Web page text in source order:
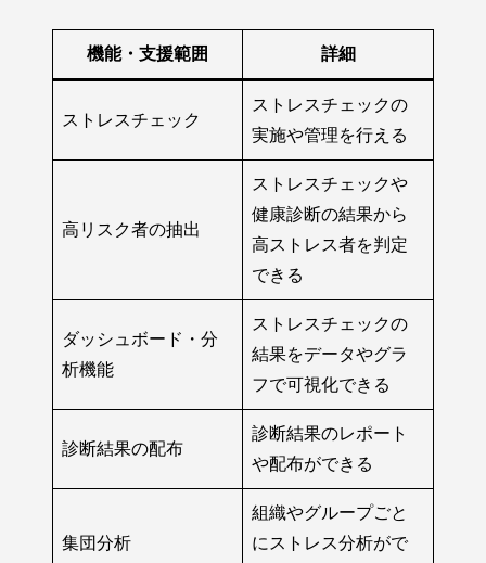
機能・支援範囲 詳細
ストレスチェック
ストレスチェックの
実施や管理を行える
高リスク者の抽出
ストレスチェックや
健康診断の結果から
高ストレス者を判定
できる
ダッシュボード・分
析機能
ストレスチェックの
結果をデータやグラ
フで可視化できる
診断結果の配布
診断結果のレポート
や配布ができる
集団分析
組織やグループごと
にストレス分析がで